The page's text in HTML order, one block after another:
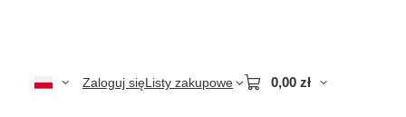
Zaloguj sięListy zakupowe 0,00 zł